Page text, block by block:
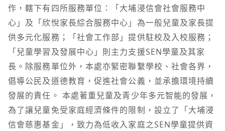
作，轄下有四所服務單位：「大埔浸信會社會服務中
心」及「欣悅家長綜合服務中心」為一般兒童及家長提
供多元化服務；「社會工作部」提供駐校及入校服務；
「兒童學習及發展中心」則主力支援SEN學童及其家
長。除服務單位外，本處亦緊密聯繫學校、社會各界，
倡導公民及道德教育，促進社會公義，並承擔環境持續
發展的責任。 本處著重兒童及青少年多元智能的發展，
為了讓兒童免受家庭經濟條件的限制，設立了「大埔浸
信會慈惠基金」，致力為低收入家庭之SEN學童提供資